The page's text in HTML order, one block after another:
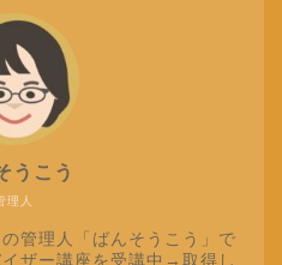
理人
うこう
管理人「ばんそうこう」で
ザー講座を受講中→取得し